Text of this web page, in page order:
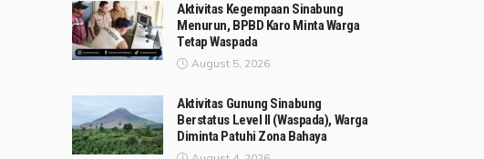
Aktivitas Kegempaan Sinabung
Menurun, BPBD Karo Minta Warga
Tetap Waspada
August 5, 2026
Aktivitas Gunung Sinabung
Berstatus Level II (Waspada), Warga
Diminta Patuhi Zona Bahaya